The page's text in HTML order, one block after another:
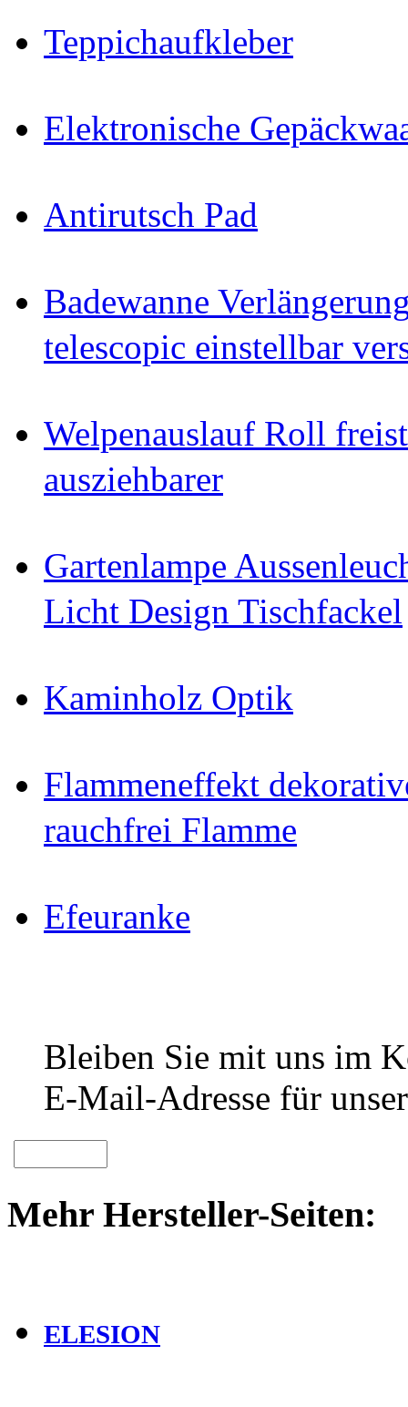
Teppichaufkleber
Elektronische
Antirutsch Pad
Badewanne
telescopic einstellbar
Welpenauslauf Roll
ausziehbarer
Gartenlampe
Licht Design Tischfackel
Kaminholz Optik
Flammeneffekt
rauchfrei Flamme
Efeuranke
Bleiben Sie mit uns im
E-Mail-Adresse für
Mehr Hersteller-Seiten:
ELESION